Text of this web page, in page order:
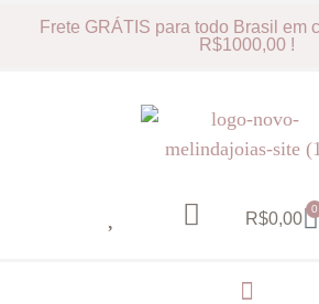
Frete GRÁTIS para todo Brasil em
R$1000,00 !
R$0,00 0